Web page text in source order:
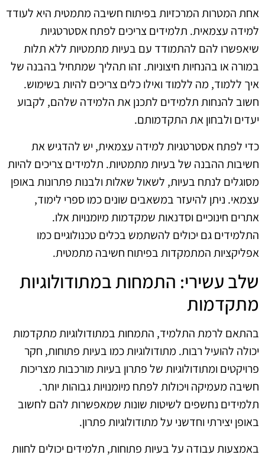
אחת המטרות המרכזיות בפיתוח חשיבה מתמטית היא לעודד
למידה עצמאית. תלמידים צריכים לפתח אסטרטגיות
שיאפשרו להם להתמודד עם בעיות מתמטיות ללא תלות
במורה או בהנחיות חיצוניות. זהו תהליך שמתחיל בהבנה של
איך ללמוד, מה ללמוד ואילו כלים צריכים להיות בשימוש.
חשוב להנחות תלמידים לתכנן את הלמידה שלהם, לקבוע
יעדים ולבחון את התקדמותם.
כדי לפתח אסטרטגיות למידה עצמאית, יש להדגיש את
חשיבות ההבנה של בעיות מתמטיות. תלמידים צריכים להיות
מסוגלים לנתח בעיות, לשאול שאלות ולבנות פתרונות באופן
עצמאי. ניתן להיעזר במשאבים שונים כמו ספרי לימוד,
אתרים חינוכיים וסדנאות שמקדמות מיומנויות אלו.
התלמידים גם יכולים להשתמש בכלים טכנולוגיים כמו
אפליקציות המתמקדות בפיתוח חשיבה מתמטית.
שלב עשירי: התמחות במתודולוגיות
מתקדמות
בהתאם לרמת התלמיד, התמחות במתודולוגיות מתקדמות
יכולה להועיל רבות. מתודולוגיות כמו בעיות פתוחות, חקר
פרויקטים ומתודולוגיות של פתרון בעיות מורכבות מצריכות
חשיבה מעמיקה ויכולות לפתח מיומנויות גבוהות יותר.
תלמידים נחשפים לשיטות שונות שמאפשרות להם לחשוב
באופן יצירתי וחדשני על מתודולוגיות פתרון.
באמצעות עבודה על בעיות פתוחות, תלמידים יכולים לחוות